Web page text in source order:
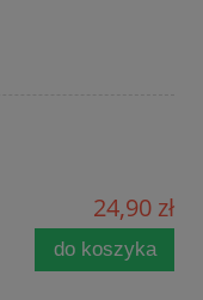
24,90 zł
do koszyka